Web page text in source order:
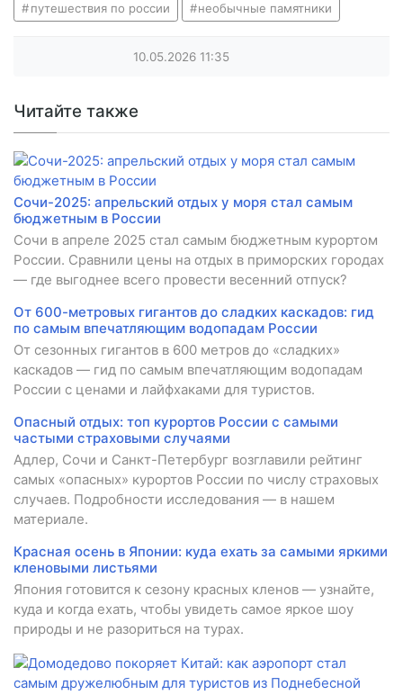
путешествия по россии необычные памятники
10.05.2026 11:35
Читайте также
Сочи-2025: апрельский отдых у моря стал самым
бюджетным в России
Сочи в апреле 2025 стал самым бюджетным курортом
России. Сравнили цены на отдых в приморских городах
— где выгоднее всего провести весенний отпуск?
От 600-метровых гигантов до сладких каскадов: гид
по самым впечатляющим водопадам России
От сезонных гигантов в 600 метров до «сладких»
каскадов — гид по самым впечатляющим водопадам
России с ценами и лайфхаками для туристов.
Опасный отдых: топ курортов России с самыми
частыми страховыми случаями
Адлер, Сочи и Санкт-Петербург возглавили рейтинг
самых «опасных» курортов России по числу страховых
случаев. Подробности исследования — в нашем
материале.
Красная осень в Японии: куда ехать за самыми яркими
кленовыми листьями
Япония готовится к сезону красных кленов — узнайте,
куда и когда ехать, чтобы увидеть самое яркое шоу
природы и не разориться на турах.